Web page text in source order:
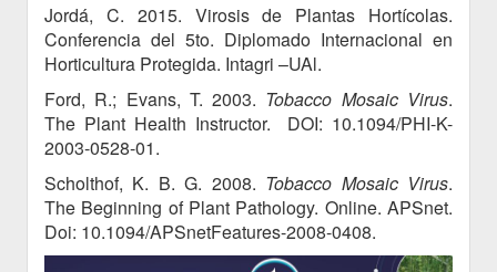
Jordá, C. 2015. Virosis de Plantas Hortícolas.
Conferencia del 5to. Diplomado Internacional en
Horticultura Protegida. Intagri –UAl.
Ford, R.; Evans, T. 2003. Tobacco Mosaic Virus.
The Plant Health Instructor. DOI: 10.1094/PHI-K-
2003-0528-01.
Scholthof, K. B. G. 2008. Tobacco Mosaic Virus.
The Beginning of Plant Pathology. Online. APSnet.
Doi: 10.1094/APSnetFeatures-2008-0408.